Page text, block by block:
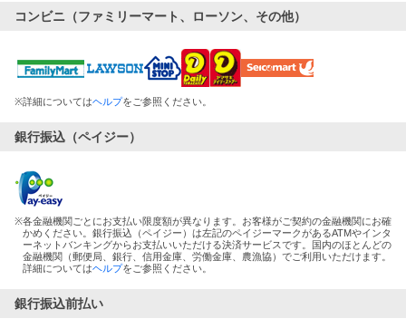
コンビニ（ファミリーマート、ローソン、その他）
※詳細についてはヘルプをご参照ください。
銀行振込（ペイジー）
※各金融機関ごとにお支払い限度額が異なります。お客様がご契約の金融機関にお確
かめください。銀行振込（ペイジー）は左記のペイジーマークがあるATMやインタ
ーネットバンキングからお支払いいただける決済サービスです。国内のほとんどの
金融機関（郵便局、銀行、信用金庫、労働金庫、農漁協）でご利用いただけます。
詳細についてはヘルプをご参照ください。
銀行振込前払い